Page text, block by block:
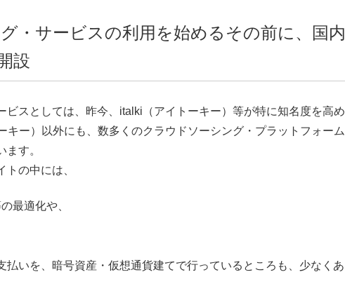
・サービスの利用を始めるその前に、国内
設
ビスとしては、昨今、italki（アイトーキー）等が特に知名度を高め
キー）以外にも、数多くのクラウドソーシング・プラットフォーム
す。
の中には、
最適化や、
払いを、暗号資産・仮想通貨建てで行っているところも、少なくあ